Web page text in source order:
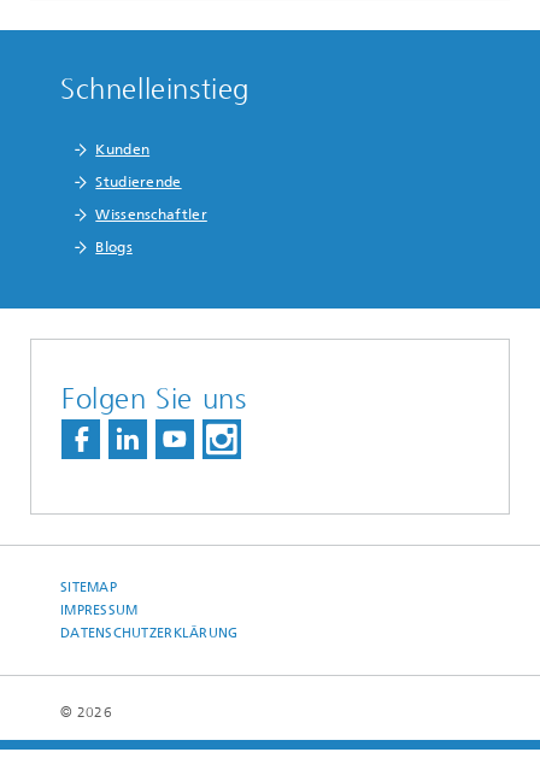
Schnelleinstieg
Kunden
Studierende
Wissenschaftler
Blogs
Folgen Sie uns
SITEMAP
IMPRESSUM
DATENSCHUTZERKLÄRUNG
© 2026